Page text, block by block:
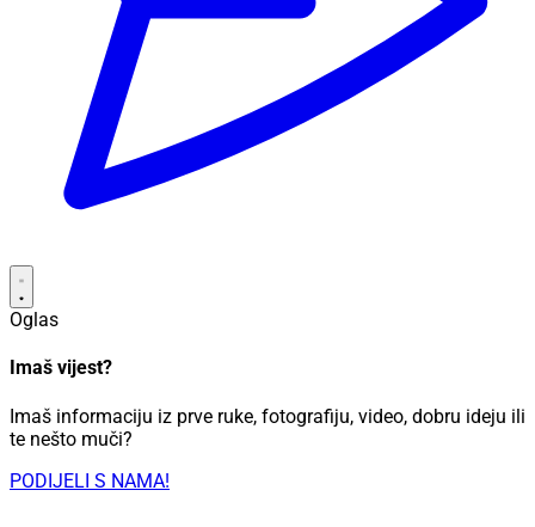
Oglas
Imaš vijest?
Imaš informaciju iz prve ruke, fotografiju, video, dobru ideju ili
te nešto muči?
PODIJELI S NAMA!